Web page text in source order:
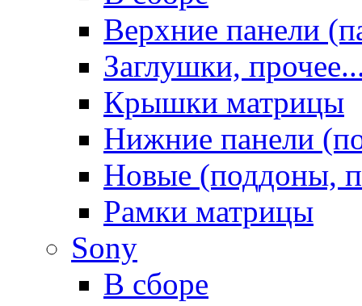
Верхние панели
Заглушки,
Крышки матрицы
Нижние панели
Новые (поддоны,
Рамки матрицы
Sony
В сборе